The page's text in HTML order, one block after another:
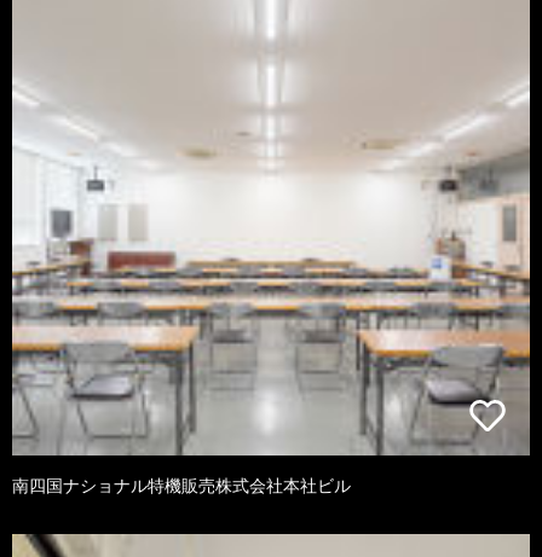
南四国ナショナル特機販売株式会社本社ビル